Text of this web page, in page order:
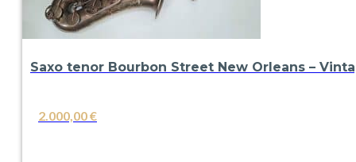
Saxo tenor Bourbon Street New Orleans –
2.000,00€